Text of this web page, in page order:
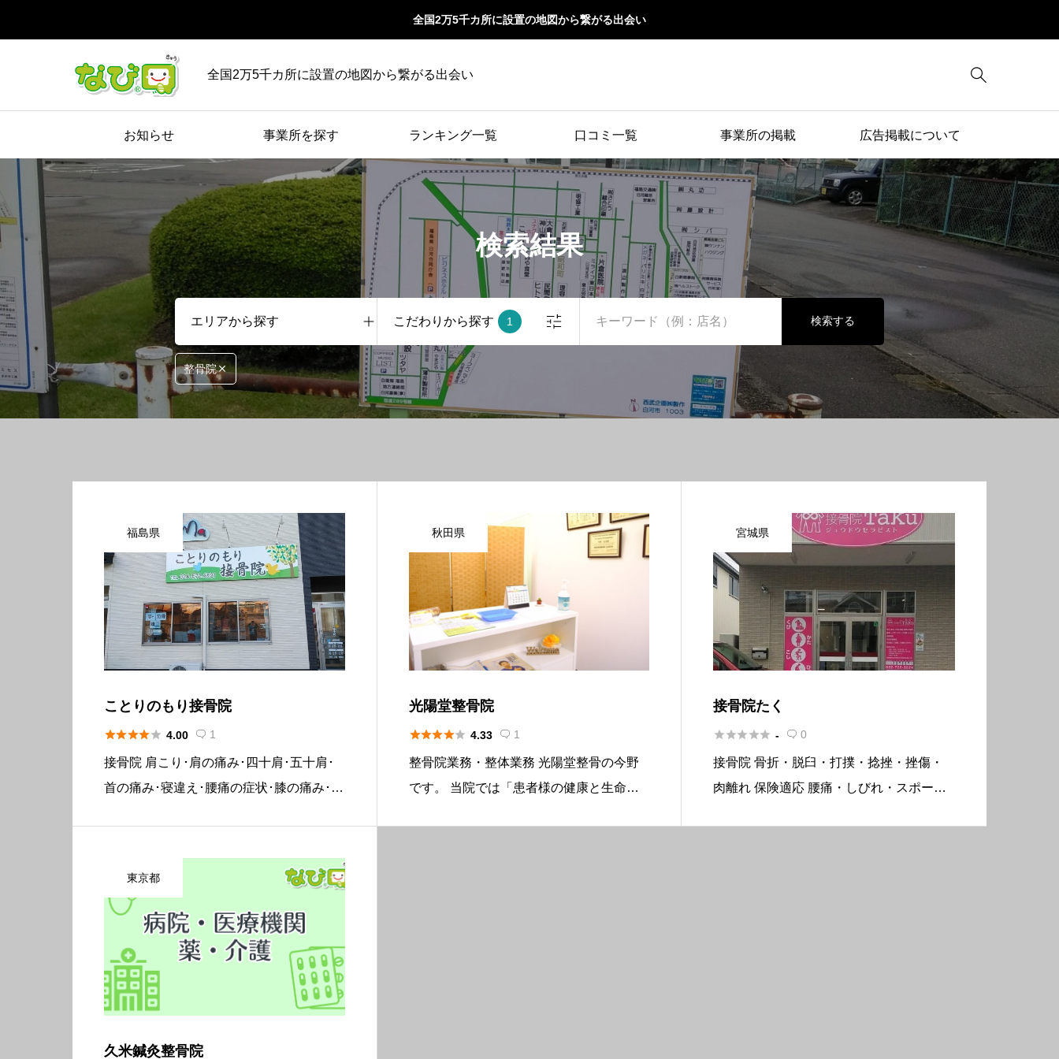
全国2万5千カ所に設置の地図から繋がる出会い
全国2万5千カ所に設置の地図から繋がる出会い 
お知らせ 事業所を探す ランキング一覧 口コミ一覧 事業所の掲載 広告掲載について
検索結果
こだわりから探す 1 検索する
整骨院
福島県
ことりのもり接骨院
 4.00  1
接骨院 肩こり･肩の痛み･四十肩･五十肩･
首の痛み･寝違え･腰痛の症状･膝の痛み･関
秋田県
光陽堂整骨院
 4.33  1
整骨院業務・整体業務 光陽堂整骨の今野
です。 当院では「患者様の健康と生命を
宮城県
接骨院たく
 -  0
接骨院 骨折・脱臼・打撲・捻挫・挫傷・
肉離れ 保険適応 腰痛・しびれ・スポーツ
東京都
久米鍼灸整骨院